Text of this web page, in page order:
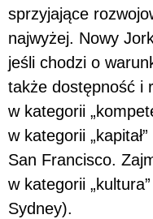
sprzyjające
najwyżej. Nowy
jeśli chodzi o
także dostępność i
w kategorii
w kategorii
San Francisco.
w kategorii
Sydney).